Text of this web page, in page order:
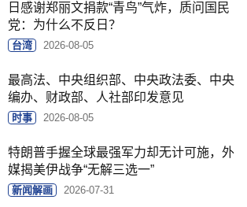
日感谢郑丽文捐款“青鸟”气炸，质问国民
党：为什么不反日？
台湾 2026-08-05
最高法、中央组织部、中央政法委、中央
编办、财政部、人社部印发意见
时事 2026-08-05
特朗普手握全球最强军力却无计可施，外
媒揭美伊战争“无解三选一”
新闻解画 2026-07-31